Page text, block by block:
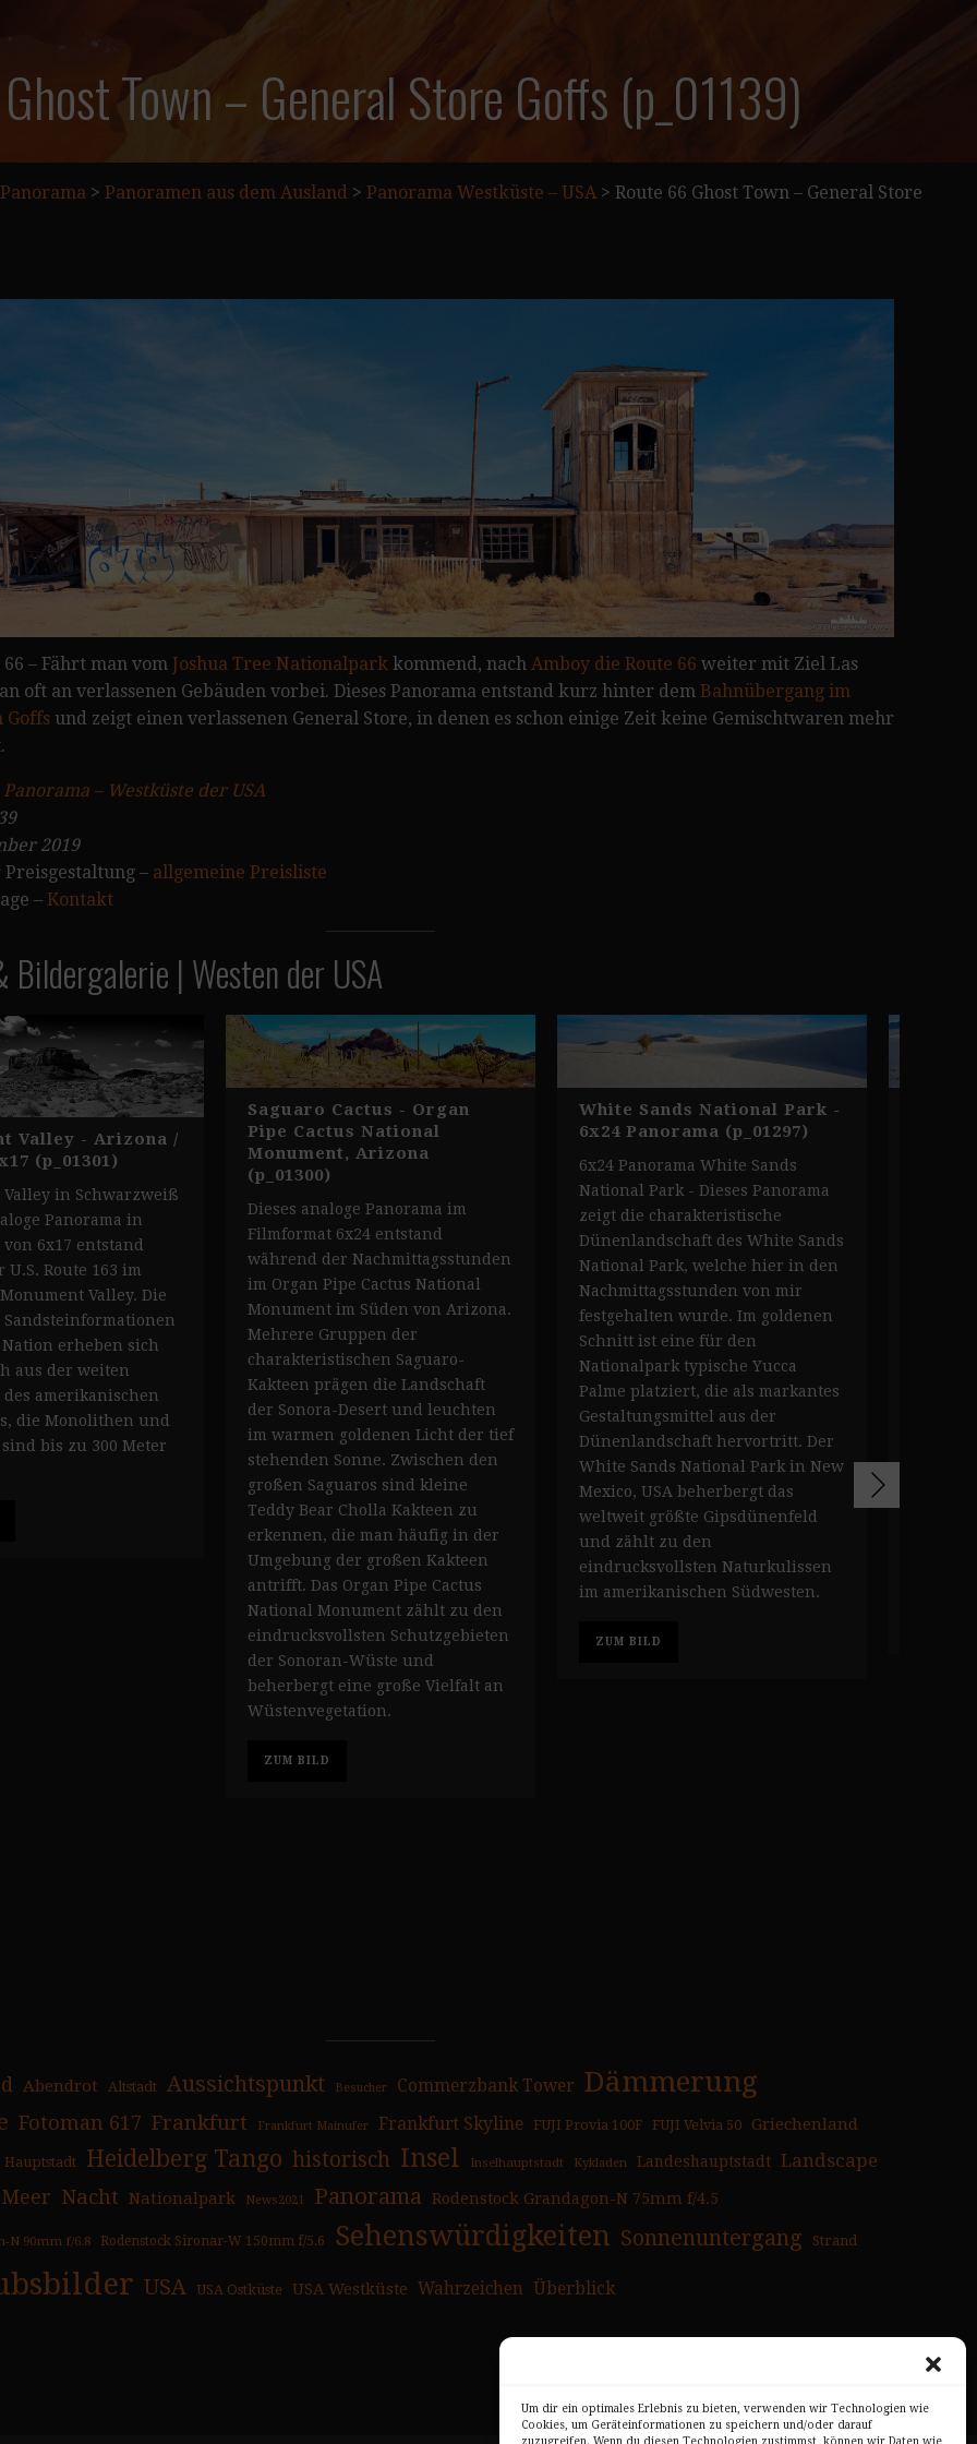
Um dir ein optimales Erlebnis zu bieten, verwenden wir Technologien wie
Cookies, um Geräteinformationen zu speichern und/oder darauf
zuzugreifen. Wenn du diesen Technologien zustimmst, können wir Daten wie
Town – General Store Goffs (p_01139)
Panorama > Panoramen aus dem Ausland > Panorama Westküste – USA > Route 66 Ghost Town – General Store
– Fährt man vom Joshua Tree Nationalpark kommend, nach Amboy die Route 66 weiter mit Ziel Las
oft an verlassenen Gebäuden vorbei. Dieses Panorama entstand kurz hinter dem Bahnübergang im
Goffs und zeigt einen verlassenen General Store, in denen es schon einige Zeit keine Gemischtwaren mehr
Panorama – Westküste der USA
2019
– allgemeine Preisliste
– Kontakt
Bildergalerie | Westen der USA
Valley - Arizona /
(p_01301)
in Schwarzweiß
Panorama in
6x17 entstand
Route 163 im
Valley. Die
Nation erheben sich
aus der weiten
des amerikanischen
die Monolithen und
bis zu 300 Meter
Saguaro Cactus - Organ
Pipe Cactus National
Monument, Arizona
(p_01300)
Dieses analoge Panorama im
Filmformat 6x24 entstand
während der Nachmittagsstunden
im Organ Pipe Cactus National
Monument im Süden von Arizona.
Mehrere Gruppen der
charakteristischen Saguaro-
Kakteen prägen die Landschaft
der Sonora-Desert und leuchten
im warmen goldenen Licht der tief
stehenden Sonne. Zwischen den
großen Saguaros sind kleine
Teddy Bear Cholla Kakteen zu
erkennen, die man häufig in der
Umgebung der großen Kakteen
antrifft. Das Organ Pipe Cactus
National Monument zählt zu den
eindrucksvollsten Schutzgebieten
der Sonoran-Wüste und
beherbergt eine große Vielfalt an
Wüstenvegetation.
ZUM BILD
White Sands National Park -
6x24 Panorama (p_01297)
6x24 Panorama White Sands
National Park - Dieses Panorama
zeigt die charakteristische
Dünenlandschaft des White Sands
National Park, welche hier in den
Nachmittagsstunden von mir
festgehalten wurde. Im goldenen
Schnitt ist eine für den
Nationalpark typische Yucca
Palme platziert, die als markantes
Gestaltungsmittel aus der
Dünenlandschaft hervortritt. Der
White Sands National Park in New
Mexico, USA beherbergt das
weltweit größte Gipsdünenfeld
und zählt zu den
eindrucksvollsten Naturkulissen
im amerikanischen Südwesten.
ZUM BILD
Abendrot Altstadt Aussichtspunkt Besucher Commerzbank Tower Dämmerung
Fotoman 617 Frankfurt Frankfurt Mainufer Frankfurt Skyline FUJI Provia 100F FUJI Velvia 50
Griechenland
Hauptstadt Heidelberg Tango historisch Insel Inselhauptstadt Kykladen Landeshauptstadt Landscape
Meer Nacht Nationalpark News2021 Panorama Rodenstock Grandagon-N 75mm f/4.5
N 90mm f/6.8 Rodenstock Sironar-W 150mm f/5.6 Sehenswürdigkeiten Sonnenuntergang Strand
USA USA Ostküste USA Westküste Wahrzeichen Überblick